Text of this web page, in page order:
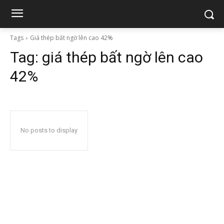
Tags Giá thép bất ngờ lên cao 42%
Tag: giá thép bất ngờ lên cao
42%
No posts to display